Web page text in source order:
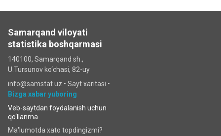
Samarqand viloyati
statistika boshqarmasi
140100, Samarqand sh.,
U.Tursunov ko‘chаsi, 82-uy
info@samstat.uz • Sayt xaritasi •
Bizga xabar yuboring
Veb-saytdan foydalanish uchun
qo‘llanma
Ma'lumotda xato topdingizmi?